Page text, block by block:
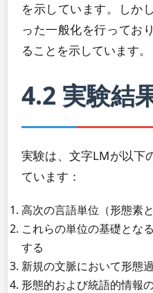
を示しています。しか
った一般化を行ってお
ることを示しています。
4.2 実験結
実験は、文字LMが以下
ています：
高次の言語単位（形態素
これらの単位の基礎とな
する
新規の文脈において形態
形態的および統語的情報